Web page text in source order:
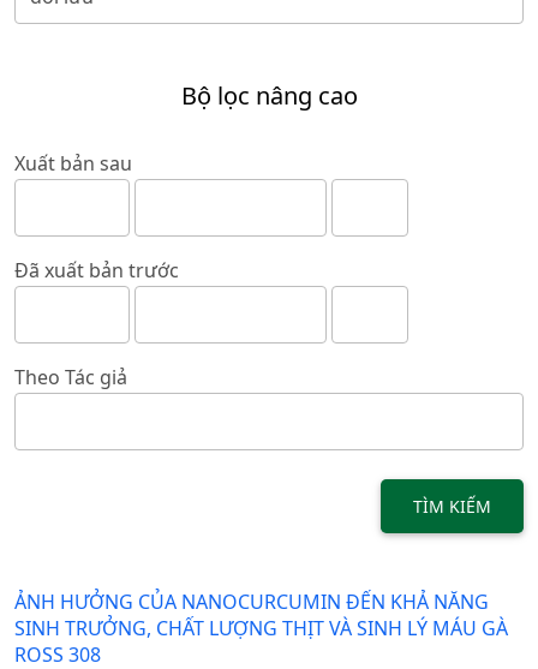
Bộ lọc nâng cao
Xuất bản sau
Đã xuất bản trước
Theo Tác giả
TÌM KIẾM
ẢNH HƯỞNG CỦA NANOCURCUMIN ĐẾN KHẢ NĂNG
SINH TRƯỞNG, CHẤT LƯỢNG THỊT VÀ SINH LÝ MÁU GÀ
ROSS 308